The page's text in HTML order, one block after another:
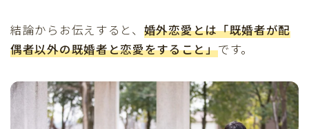
結論からお伝えすると、 婚外恋愛とは「既婚者が配
偶者以外の既婚者と恋愛をすること」です。